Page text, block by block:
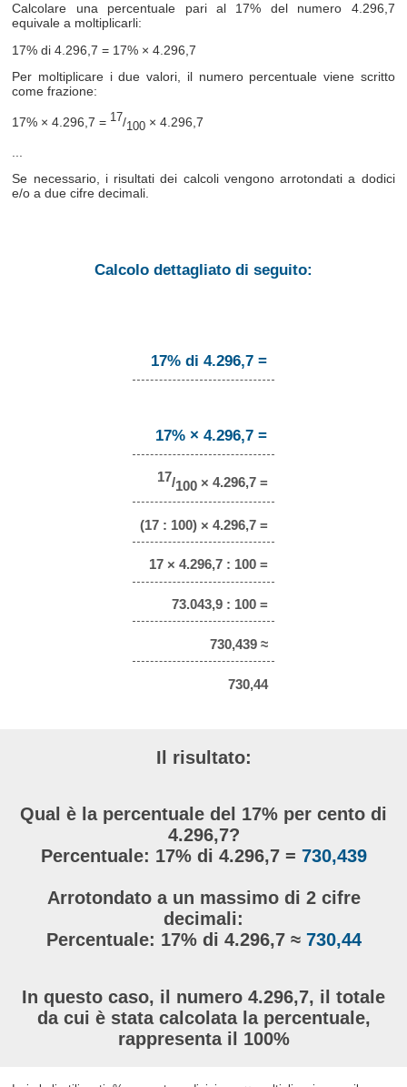
Calcolare una percentuale pari al 17% del numero 4.296,7
equivale a moltiplicarli:
17% di 4.296,7 = 17% × 4.296,7
Per moltiplicare i due valori, il numero percentuale viene scritto
come frazione:
17% × 4.296,7 = 17/100 × 4.296,7
Se necessario, i risultati dei calcoli vengono arrotondati a dodici
e/o a due cifre decimali.
Calcolo dettagliato di seguito:
17% di 4.296,7 =
17% × 4.296,7 =
17/100× 4.296,7 =
(17 : 100) × 4.296,7 =
17 × 4.296,7 : 100 =
73.043,9 : 100 =
730,439 ≈
730,44
Il risultato:
Qual è la percentuale del 17% per cento di
4.296,7?
Percentuale: 17% di 4.296,7 = 730,439
Arrotondato a un massimo di 2 cifre
decimali:
Percentuale: 17% di 4.296,7 ≈ 730,44
In questo caso, il numero 4.296,7, il totale
da cui è stata calcolata la percentuale,
rappresenta il 100%